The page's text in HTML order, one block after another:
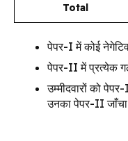
Total
पेपर-I में कोई नेगेटिव
पेपर-II में प्रत्येक
उम्मीदवारों को
उनका पेपर-II